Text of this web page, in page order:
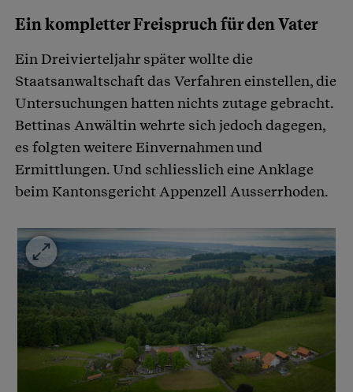
Ein kompletter Freispruch für den Vater
Ein Dreivierteljahr später wollte die
Staatsanwaltschaft das Verfahren einstellen, die
Untersuchungen hatten nichts zutage gebracht.
Bettinas Anwältin wehrte sich jedoch dagegen,
es folgten weitere Einvernahmen und
Ermittlungen. Und schliesslich eine Anklage
beim Kantonsgericht Appenzell Ausserrhoden.